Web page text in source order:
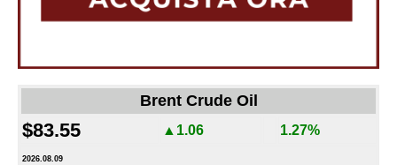
Brent Crude Oil
$83.55 ▲1.06 1.27%
2026.08.09